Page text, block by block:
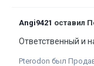
Angi9421 оставил
Ответственный и
Pterodon был